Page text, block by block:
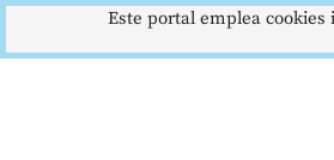
Este portal emplea